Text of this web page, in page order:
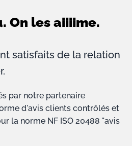
On les aiiiime.
satisfaits de la relation
par notre partenaire
d'avis clients contrôlés et
la norme NF ISO 20488 "avis